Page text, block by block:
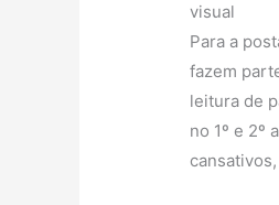
visual
Para a
fazem
leitura de
no 1º e 2º